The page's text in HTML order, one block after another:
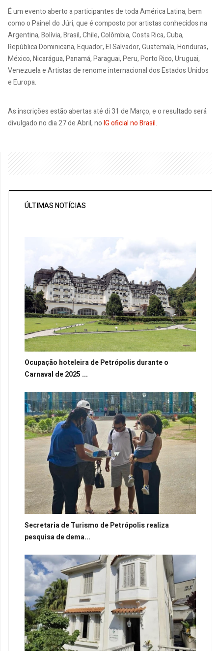
É um evento aberto a participantes de toda América Latina, bem
como o Painel do Júri, que é composto por artistas conhecidos na
Argentina, Bolívia, Brasil, Chile, Colômbia, Costa Rica, Cuba,
República Dominicana, Equador, El Salvador, Guatemala, Honduras,
México, Nicarágua, Panamá, Paraguai, Peru, Porto Rico, Uruguai,
Venezuela e Artistas de renome internacional dos Estados Unidos
e Europa.
As inscrições estão abertas até di 31 de Março, e o resultado será
divulgado no dia 27 de Abril, noIG oficial no Brasil.
ÚLTIMAS NOTÍCIAS
Ocupação hoteleira de Petrópolis durante o
Carnaval de 2025 ...
Secretaria de Turismo de Petrópolis realiza
pesquisa de dema...